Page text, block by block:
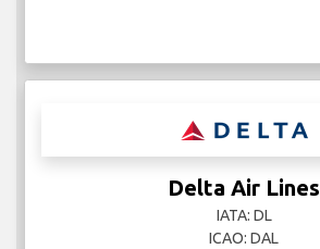
Delta Air Lines
IATA: DL
ICAO: DAL